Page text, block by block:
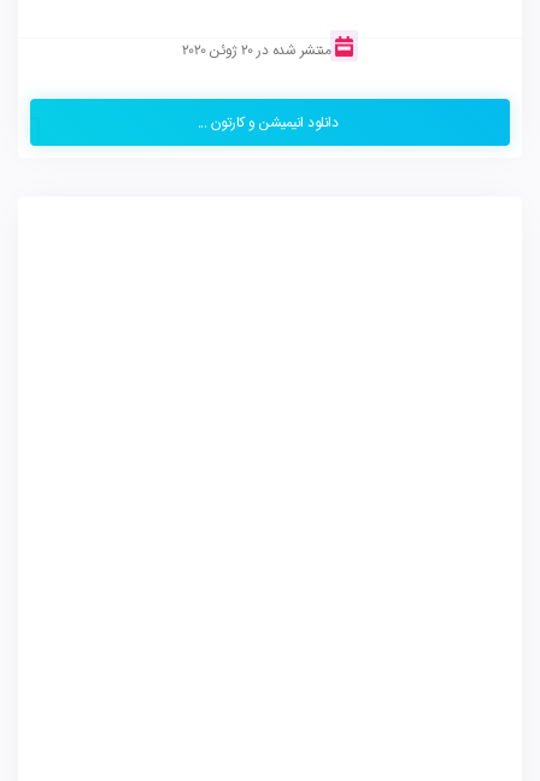
منتشر شده در 20 ژوئن 2020
دانلود انیمیشن و کارتون ...